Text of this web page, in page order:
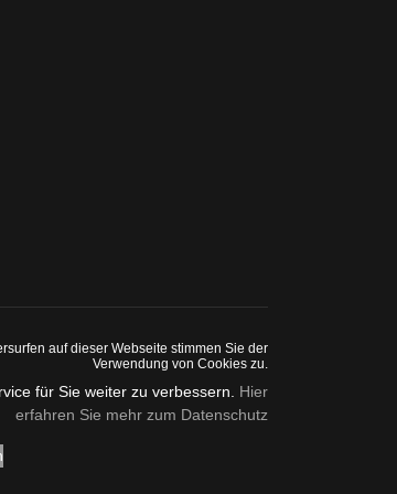
auf dieser Webseite stimmen Sie der
Verwendung von Cookies zu.
für Sie weiter zu verbessern. Hier
erfahren Sie mehr zum Datenschutz